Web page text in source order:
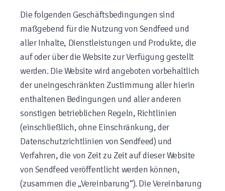
Die folgenden Geschäftsbedingungen sind
maßgebend für die Nutzung von Sendfeed und
aller Inhalte, Dienstleistungen und Produkte, die
auf oder über die Website zur Verfügung gestellt
werden. Die Website wird angeboten vorbehaltlich
der uneingeschränkten Zustimmung aller hierin
enthaltenen Bedingungen und aller anderen
sonstigen betrieblichen Regeln, Richtlinien
(einschließlich, ohne Einschränkung, der
Datenschutzrichtlinien von Sendfeed) und
Verfahren, die von Zeit zu Zeit auf dieser Website
von Sendfeed veröffentlicht werden können,
(zusammen die „Vereinbarung“). Die Vereinbarung